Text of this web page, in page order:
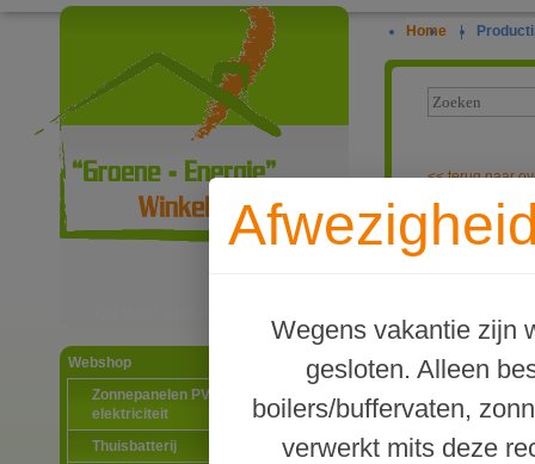
Webshop
Zonnepanelen PV-systemen
elektriciteit
Thuisbatterij
Home |
Wegens vakantie zijn
gesloten. Alleen
boilers/buffervaten,
verwerkt mits deze
<<terug naar